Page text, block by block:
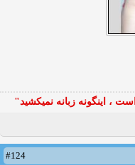
، اينگونه زبانه نميكشيد"
#124